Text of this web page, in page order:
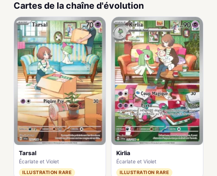
Cartes de la chaîne d'évolution
Tarsal
Écarlate et Violet
ILLUSTRATION RARE
Kirlia
Écarlate et Violet
ILLUSTRATION RARE